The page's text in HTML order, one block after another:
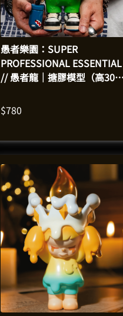
愚者樂園：SUPER
PROFESSIONAL ESSENTIAL
// 愚者龍｜搪膠模型（高30釐
$780